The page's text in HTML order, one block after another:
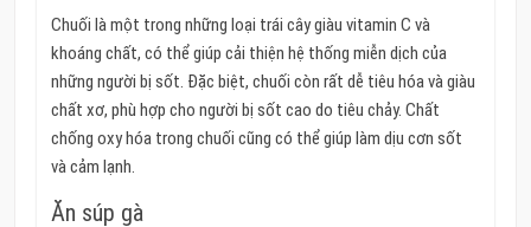
Chuối là một trong những loại trái cây giàu vitamin C và
khoáng chất, có thể giúp cải thiện hệ thống miễn dịch của
những người bị sốt. Đặc biệt, chuối còn rất dễ tiêu hóa và giàu
chất xơ, phù hợp cho người bị sốt cao do tiêu chảy. Chất
chống oxy hóa trong chuối cũng có thể giúp làm dịu cơn sốt
và cảm lạnh.
Ăn súp gà